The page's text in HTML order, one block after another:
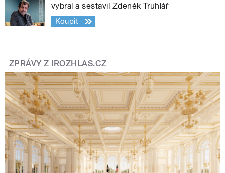
vybral a sestavil Zdeněk Truhlář
Koupit
ZPRÁVY Z IROZHLAS.CZ